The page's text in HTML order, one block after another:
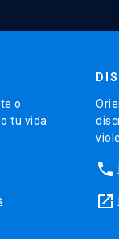
o
tu vida
phone
launch